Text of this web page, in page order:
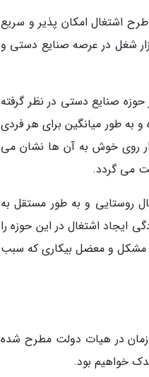
اشتغال امکان پذیر و سریع
بر اساس آن سازمان سعی دارد قریب به یکصد و چهل هزار شغل را که شامل 70 هزار شغل در عرصه صنایع دستی و
بسته اشتغال است، برای 70 هزار شغلی که در حوزه صنایع دستی در نظر گرفته
طور میانگین برای هر فردی
روی خوش به آن ها نشان می
افزود که در این طرح بعلاوه نزدیک به 30 هزار اشتغال روستایی و به طور مستقل به
ایجاد اشتغال در این حوزه را
مشکل و معضل بیکاری که سبب
در هیات دولت مطرح شده
خواهیم بود.